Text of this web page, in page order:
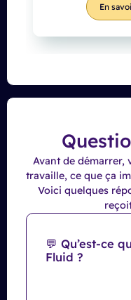
En
Avant de démarrer,
travaille, ce que ça
Voici quelques
💬 Qu’est-ce
Fluid ?